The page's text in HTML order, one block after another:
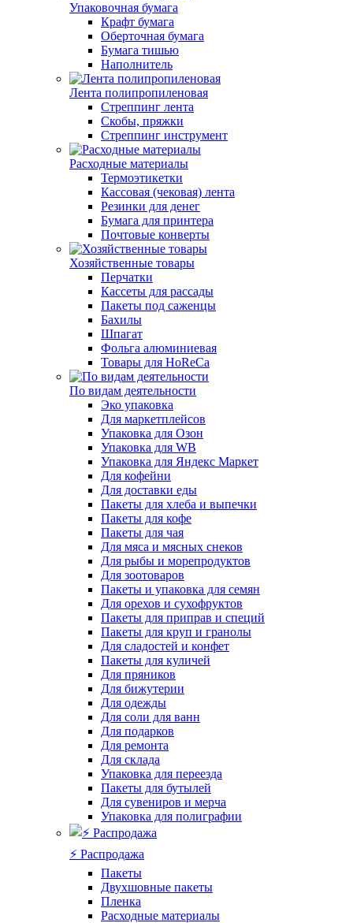
Упаковочная бумага
Крафт бумага
Оберточная бумага
Бумага тишью
Наполнитель
Лента полипропиленовая
Стреппинг лента
Скобы, пряжки
Стреппинг инструмент
Расходные материалы
Термоэтикетки
Кассовая (чековая) лента
Резинки для денег
Бумага для принтера
Почтовые конверты
Хозяйственные товары
Перчатки
Кассеты для рассады
Пакеты под саженцы
Бахилы
Шпагат
Фольга алюминиевая
Товары для HoReCa
По видам деятельности
Эко упаковка
Для маркетплейсов
Упаковка для Озон
Упаковка для WB
Упаковка для Яндекс Маркет
Для кофейни
Для доставки еды
Пакеты для хлеба и выпечки
Пакеты для кофе
Пакеты для чая
Для мяса и мясных снеков
Для рыбы и морепродуктов
Для зоотоваров
Пакеты и упаковка для семян
Для орехов и сухофруктов
Пакеты для приправ и специй
Пакеты для круп и гранолы
Для сладостей и конфет
Пакеты для куличей
Для пряников
Для бижутерии
Для одежды
Для соли для ванн
Для подарков
Для ремонта
Для склада
Упаковка для переезда
Пакеты для бутылей
Для сувениров и мерча
Упаковка для полиграфии
⚡️ Распродажа
Пакеты
Двухшовные пакеты
Пленка
Расходные материалы